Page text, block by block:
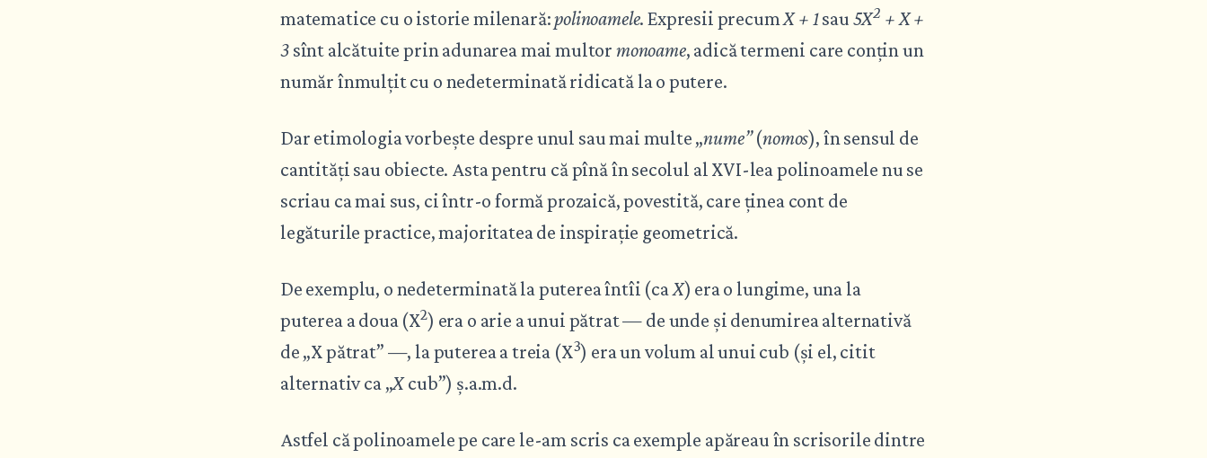
matematice cu o istorie milenară:polinoamele. Expresii precumX + 1sau 5X2 + X +
3sînt alcătuite prin adunarea mai multor monoame, adică termeni care conțin un
număr înmulțit cu o nedeterminată ridicată la o putere.
Dar etimologia vorbește despre unul sau mai multe „nume”(nomos), în sensul de
cantități sau obiecte. Asta pentru că pînă în secolul al XVI-lea polinoamele nu se
scriau ca mai sus, ci într-o formă prozaică, povestită, care ținea cont de
legăturile practice, majoritatea de inspirație geometrică.
De exemplu, o nedeterminată la puterea întîi (caX) era o lungime, una la
puterea a doua (X2) era o arie a unui pătrat — de unde și denumirea alternativă
de „X pătrat” —, la puterea a treia (X3) era un volum al unui cub (și el, citit
alternativ ca „Xcub”) ș.a.m.d.
Astfel că polinoamele pe care le-am scris ca exemple apăreau în scrisorile dintre